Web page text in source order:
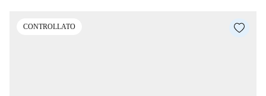
CONTROLLATO